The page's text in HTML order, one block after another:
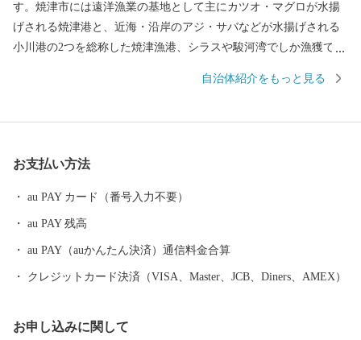
す。焼津市には遠洋漁業の基地として主にカツオ・マグロが水揚
げされる焼津港と、近海・沿岸のアジ・サバなどが水揚げされる
小川港の2つを総称した焼津漁港、シラスや駿河湾でしか漁獲でき
焼津では水産加工業も全国屈指の生産地となっており、カツオ節
をお楽しみください。
自治体紹介をもっと見る
お支払い方法
au PAY カード（番号入力不要）
au PAY 残高
au PAY（auかんたん決済）通信料金合算
クレジットカード決済（VISA、Master、JCB、Diners、AMEX）
お申し込みに関して